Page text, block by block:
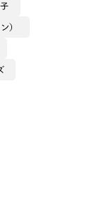
ゴールドの輝
レンズでサン
でぜひ試して
）